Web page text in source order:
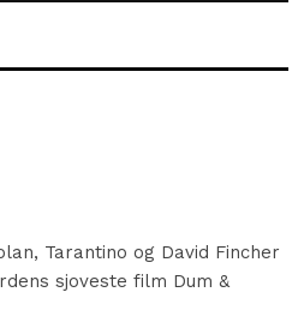
Tarantino og David Fincher
sjoveste film Dum &